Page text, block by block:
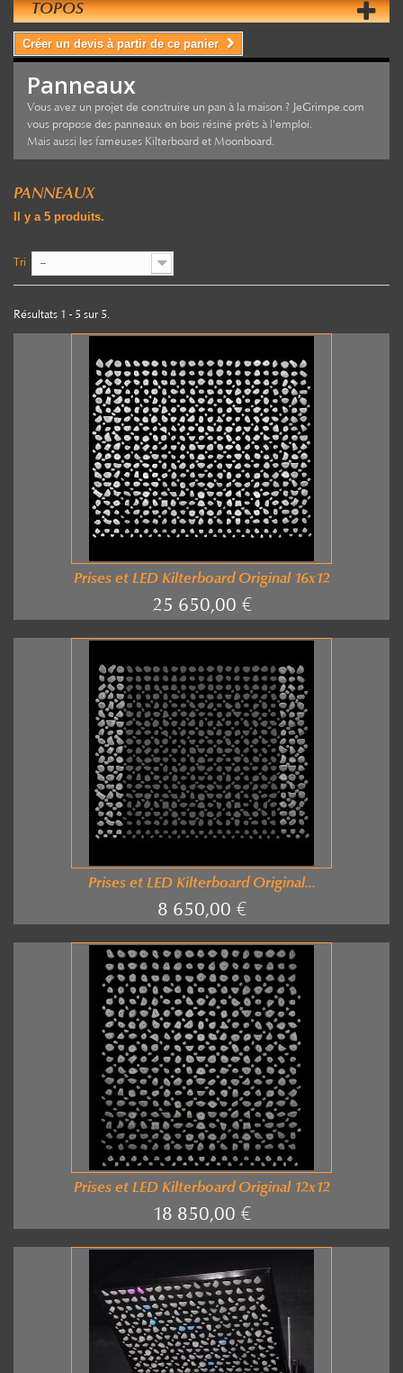
TOPOS
Créer un devis à partir de ce panier
Panneaux
Vous avez un projet de construire un pan à la maison ? JeGrimpe.com
vous propose des panneaux en bois résiné prêts à l'emploi.
Mais aussi les fameuses Kilterboard et Moonboard.
PANNEAUX
Il y a 5 produits.
Tri --
Résultats 1 - 5 sur 5.
Prises et LED Kilterboard Original 16x12
25 650,00 €
Prises et LED Kilterboard Original...
8 650,00 €
Prises et LED Kilterboard Original 12x12
18 850,00 €